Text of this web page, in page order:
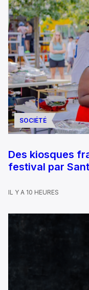
SOCIÉTÉ
Des kiosques
festival par
IL Y A 10 HEURES